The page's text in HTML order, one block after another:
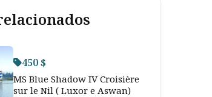
450 $
MS Blue Shadow IV Croisière
sur le Nil ( Luxor e Aswan)